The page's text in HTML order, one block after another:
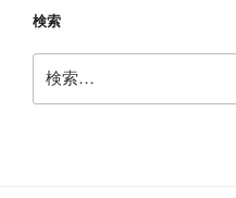
検索
索: